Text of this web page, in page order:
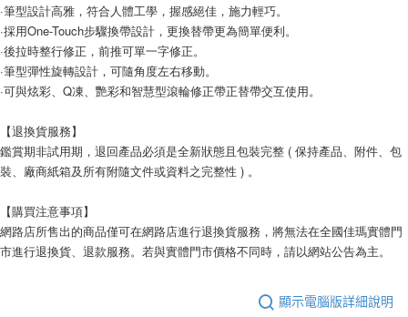
·筆型設計高雅，符合人體工學，握感絕佳，施力輕巧。
·採用One-Touch步驟換帶設計，更換替帶更為簡單便利。
·後拉時整行修正，前推可單一字修正。
·筆型彈性旋轉設計，可隨角度左右移動。
·可與炫彩、Q凍、艷彩和智慧型滾輪修正帶正替帶交互使用。
【退換貨服務】
鑑賞期非試用期，退回產品必須是全新狀態且包裝完整 ( 保持產品、附件、包
裝、廠商紙箱及所有附隨文件或資料之完整性 ) 。
【購買注意事項】
網路店所售出的商品僅可在網路店進行退換貨服務，將無法在全國佳瑪實體門
市進行退換貨、退款服務。若與實體門市價格不同時，請以網站公告為主。
顯示電腦版詳細說明